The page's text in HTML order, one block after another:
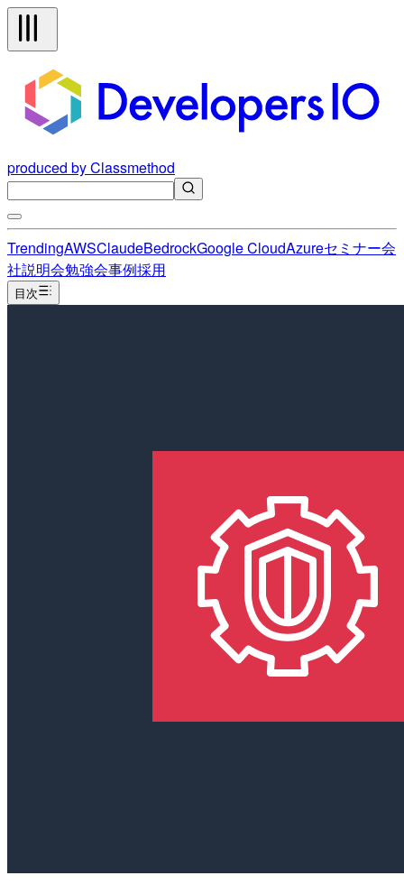
produced by Classmethod
TrendingAWSClaudeBedrockGoogle CloudAzureセミナー会
社説明会勉強会事例採用
目次